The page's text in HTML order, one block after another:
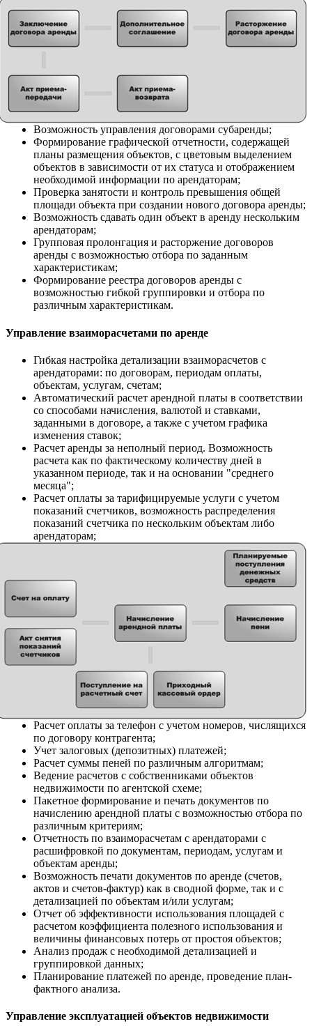
Возможность управления договорами субаренды;
Формирование графической отчетности, содержащей
планы размещения объектов, с цветовым выделением
объектов в зависимости от их статуса и отображением
необходимой информации по арендаторам;
Проверка занятости и контроль превышения общей
площади объекта при создании нового договора аренды;
Возможность сдавать один объект в аренду нескольким
арендаторам;
Групповая пролонгация и расторжение договоров
аренды с возможностью отбора по заданным
характеристикам;
Формирование реестра договоров аренды с
возможностью гибкой группировки и отбора по
различным характеристикам.
Управление взаиморасчетами по аренде
Гибкая настройка детализации взаиморасчетов с
арендаторами: по договорам, периодам оплаты,
объектам, услугам, счетам;
Автоматический расчет арендной платы в соответствии
со способами начисления, валютой и ставками,
заданными в договоре, а также с учетом графика
изменения ставок;
Расчет аренды за неполный период. Возможность
расчета как по фактическому количеству дней в
указанном периоде, так и на основании "среднего
месяца";
Расчет оплаты за тарифицируемые услуги с учетом
показаний счетчиков, возможность распределения
показаний счетчика по нескольким объектам либо
арендаторам;
Расчет оплаты за телефон с учетом номеров, числящихся
по договору контрагента;
Учет залоговых (депозитных) платежей;
Расчет суммы пеней по различным алгоритмам;
Ведение расчетов с собственниками объектов
недвижимости по агентской схеме;
Пакетное формирование и печать документов по
начислению арендной платы с возможностью отбора по
различным критериям;
Отчетность по взаиморасчетам с арендаторами с
расшифровкой по документам, периодам, услугам и
объектам аренды;
Возможность печати документов по аренде (счетов,
актов и счетов-фактур) как в сводной форме, так и с
детализацией по объектам и/или услугам;
Отчет об эффективности использования площадей с
расчетом коэффициента полезного использования и
величины финансовых потерь от простоя объектов;
Анализ продаж с необходимой детализацией и
группировкой данных;
Планирование платежей по аренде, проведение план-
фактного анализа.
Управление эксплуатацией объектов недвижимости